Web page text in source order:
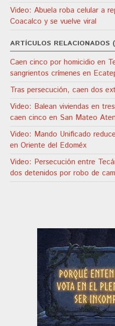
Video: Abuela roba celular a
Coacalco y se vuelve viral
ARTÍCULOS RELACIONADOS
Caen cinco por homicidio en
sangrientos crímenes en
Tras persecución, caen dos
Video: Balean viviendas en
caen cinco en San Mateo
Video: Mando Unificado
en Oriente del Edoméx
Video: Persecución entre
dos detenidos por robo de